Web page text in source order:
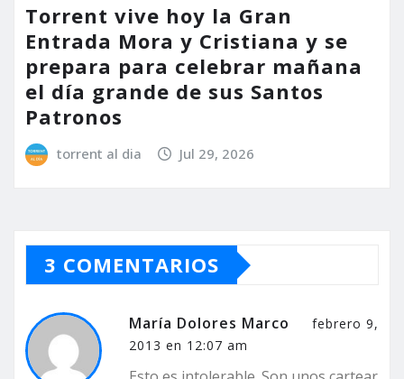
Torrent vive hoy la Gran
Entrada Mora y Cristiana y se
prepara para celebrar mañana
el día grande de sus Santos
Patronos
torrent al dia Jul 29, 2026
3 COMENTARIOS
María Dolores Marco
febrero 9,
2013 en 12:07 am